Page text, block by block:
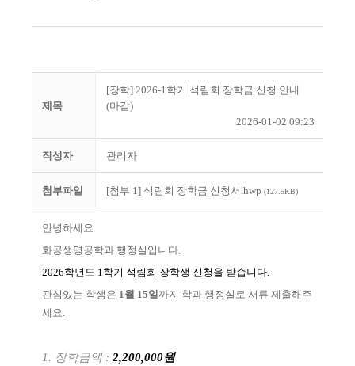
제목
[장학] 2026-1학기 석림회 장학금 신청 안내
(마감)
2026-01-02 09:23
작성자 관리자
첨부파일 [첨부 1] 석림회 장학금 신청서.hwp (127.5KB)
안녕하세요
화공생명공학과 행정실입니다.
2026학년도 1학기 석림회 장학생 신청을 받습니다.
관심있는 학생은 1월 15일 까지 학과 행정실로 서류 제출해주
세요.
1. 장학금액 :2,200,000원